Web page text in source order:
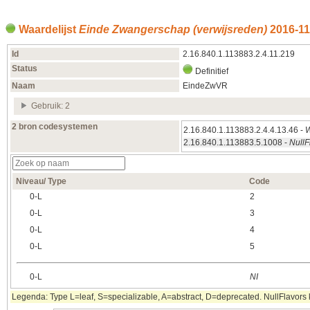
Waardelijst Einde Zwangerschap (verwijsreden)
Id 2.16.840.1.113883.2.4.11.219
Status
Definitief
Naam
EindeZwVR
Gebruik: 2
2 bron codesystemen 2.16.840.1.113883.2.4.4.13.46 -
2.16.840.1.113883.5.1008 -
Niveau/ Type Code
0‑L
2
0‑L
3
0‑L
4
0‑L
5
0‑L NI
Legenda: Type L=leaf, S=specializable, A=abstract, D=deprecated.